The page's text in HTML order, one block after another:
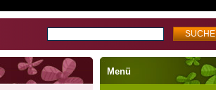
Menü